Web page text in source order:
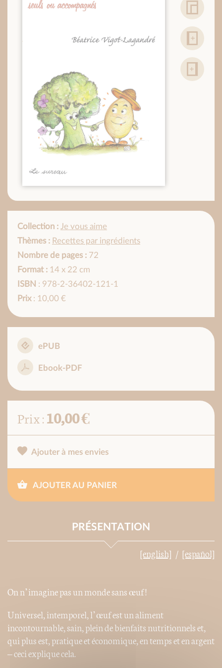
Collection : Je vous aime
Thèmes : Recettes par ingrédients
Nombre de pages : 72
Format : 14 x 22 cm
ISBN : 978-2-36402-121-1
Prix: 10,00 €
ePUB
Ebook-PDF
Prix :10,00 €
Ajouter à mes envies
AJOUTER AU PANIER
PRÉSENTATION
[english] [español]
On n’imagine pas un monde sans œuf !
Universel, intemporel, l’œuf est un aliment
incontournable, sain, plein de bienfaits nutritionnels et,
qui plus est, pratique et économique, en temps et en argent
– ceci explique cela.